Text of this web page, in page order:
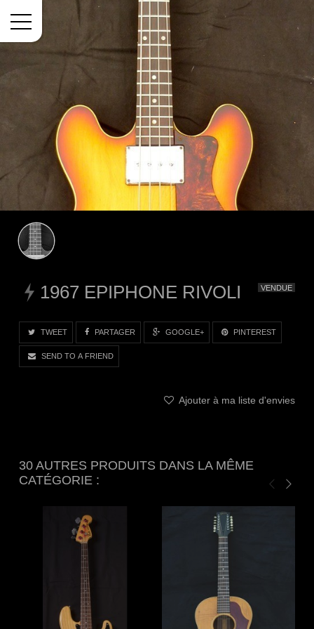
VENDUE
1967 EPIPHONE RIVOLI
TWEET PARTAGER GOOGLE+ PINTEREST
SEND TO A FRIEND
Ajouter à ma liste d'envies
30 AUTRES PRODUITS DANS LA MÊME
CATÉGORIE :